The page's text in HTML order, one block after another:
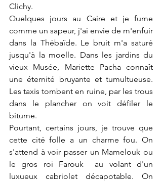
Clichy.
Quelques jours au Caire et je fume
comme un sapeur, j'ai envie de m'enfuir
dans la Thébaïde. Le bruit m'a saturé
jusqu'à la moelle. Dans les jardins du
vieux Musée, Mariette Pacha connaît
une éternité bruyante et tumultueuse.
Les taxis tombent en ruine, par les trous
dans le plancher on voit défiler le
bitume.
Pourtant, certains jours, je trouve que
cette cité folle a un charme fou. On
s'attend à voir passer un Mamelouk ou
le gros roi Farouk  au volant d'un
luxueux cabriolet décapotable. On